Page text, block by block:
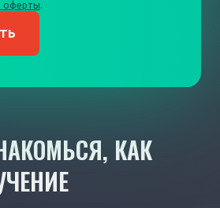
оферты.
КАК